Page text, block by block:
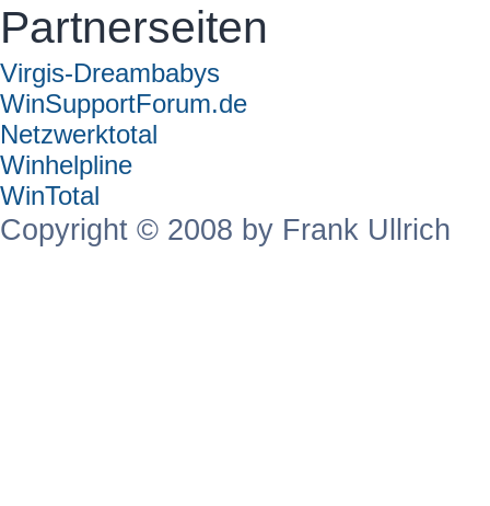
Partnerseiten
Virgis-Dreambabys
WinSupportForum.de
Netzwerktotal
Winhelpline
WinTotal
Copyright © 2008 by Frank Ullrich